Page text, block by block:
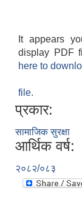
It appears
display PDF
here to
file.
प्रकार:
सामाजिक सुरक्षा
आर्थिक वर्ष:
२०८२/०८३